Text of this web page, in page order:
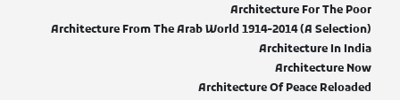
Architecture For The Poor
Architecture From The Arab World 1914-2014 (A Selection)
Architecture In India
Architecture Now
Architecture Of Peace Reloaded